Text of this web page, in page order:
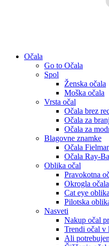
Očala
Go to Očala
Spol
Ženska očala
Moška očala
Vrsta očal
Očala brez
Očala za
Očala za
Blagovne znamke
Očala
Očala Ray-
Oblika očal
Pravokotna
Okrogla očala
Cat eye
Pilotska
Nasveti
Nakup očal
Trendi očal v
Ali